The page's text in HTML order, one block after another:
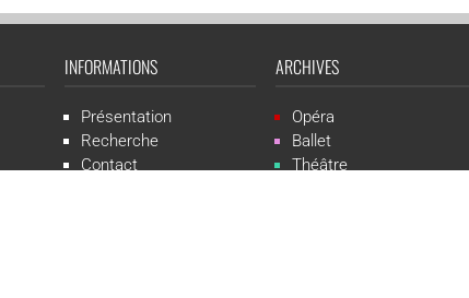
INFORMATIONS
Présentation
Recherche
Contact
ARCHIVES
Opéra
Ballet
Théâtre